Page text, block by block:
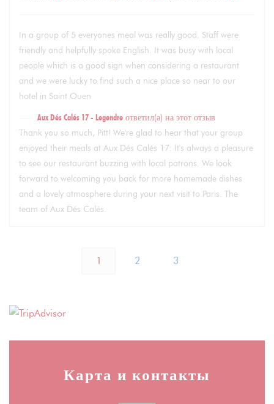
In a group of 5 everyones meal was really good. Staff were
friendly and helpfully spoke English. It was busy with local
people which is a good sign when considering a restaurant
and we were lucky to find such a nice place so near to our
hotel in Saint Ouen
Aux Dés Calés 17 - Legendre ответил(а) на этот отзыв
Thank you so much, Pitt! We're glad to hear that your group
enjoyed their meals at Aux Dés Calés 17. It's always a pleasure
to see our restaurant buzzing with local patrons. We look
forward to welcoming you back for more homemade dishes
and a lovely atmosphere during your next visit to Paris. The
team of Aux Dés Calés.
1 2 3
Карта и контакты